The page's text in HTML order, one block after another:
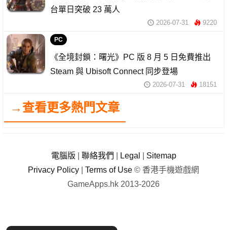
台單日突破 23 萬人
2026-07-31 9220
PC
《全境封鎖：曙光》PC 版 8 月 5 日免費推出
Steam 與 Ubisoft Connect 同步登場
2026-07-31 18151
→查看更多熱門文章
電腦版 聯絡我們 Legal
Sitemap
Privacy Policy
Terms of Use © 香港手機遊戲網
GameApps.hk 2013-2026